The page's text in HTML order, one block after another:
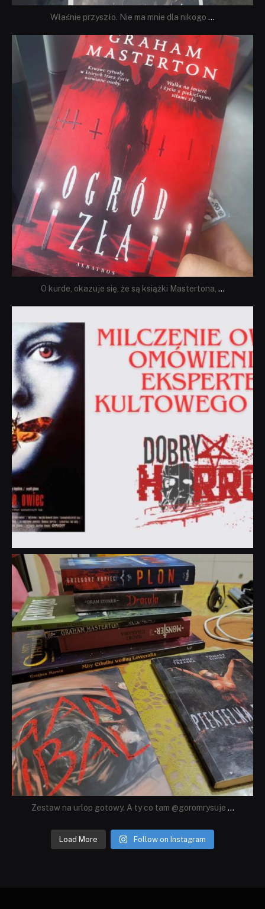
Właśnie przyszło. Nie ma mnie dla nikogo ...
dobryhorror
Sie 23
O kurde, okazuje się, że są książki Mastertona, ...
dobryhorror
Lip 31
Zestaw na urlop gotowy. A ty co tam @goromrysuje ...
Load More Follow on Instagram